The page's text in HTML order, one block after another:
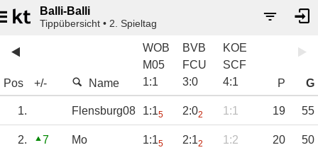
Balli-Balli
Tippübersicht • 2. Spieltag
Pos +/- Name
WOB
M05
1:1
BVB
FCU
3:0
KOE
SCF
4:1 P G
1. Flensburg08 1:15 2:02 1:1 19 55
2. 7 Mo 1:15 2:12 1:2 20 50